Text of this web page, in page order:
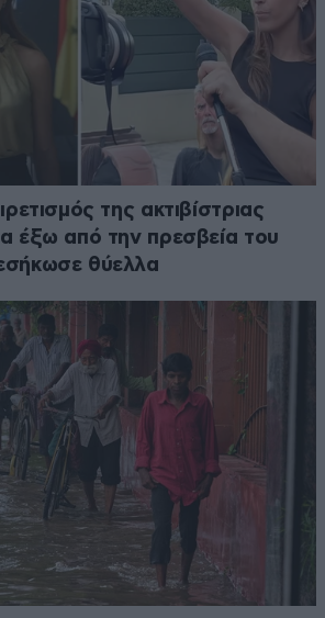
της ακτιβίστριας
έξω από την πρεσβεία του
θύελλα